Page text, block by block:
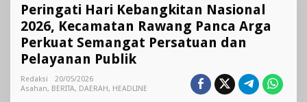
Kebangkitan
Nasional
2026,
Kecamatan
Arga
Perkuat
Peringati Hari Kebangkitan Nasional
2026, Kecamatan Rawang Panca Arga
Perkuat Semangat Persatuan dan
Pelayanan Publik
Redaksi
20/05/2026
Asahan, BERITA, DAERAH, HEADLINE